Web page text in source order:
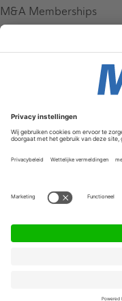
M&A Memberships
Service & Contact
Contact
FAQ
Werken bij ons
Algemene Voorwaarden